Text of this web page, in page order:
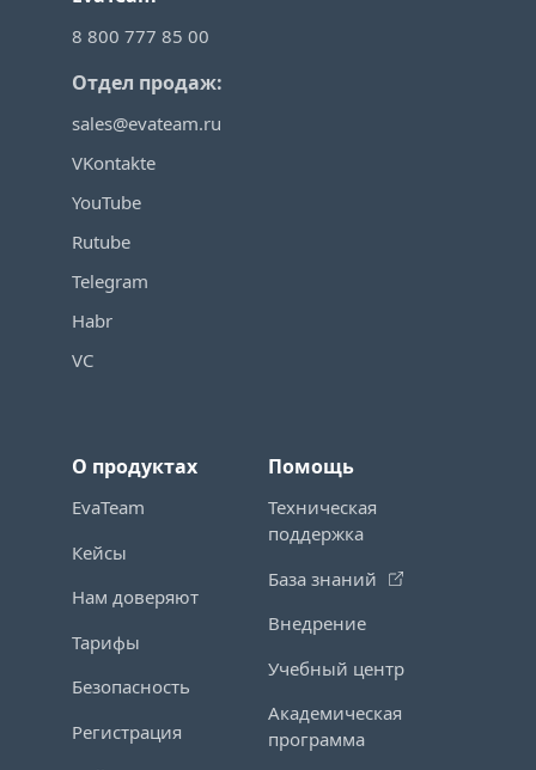
8 800 777 85 00
Отдел продаж:
sales@evateam.ru
VKontakte
YouTube
Rutube
Telegram
Habr
VC
О продуктах
EvaTeam
Кейсы
Нам доверяют
Тарифы
Безопасность
Регистрация
Помощь
Техническая
поддержка
База знаний
Внедрение
Учебный центр
Академическая
программа